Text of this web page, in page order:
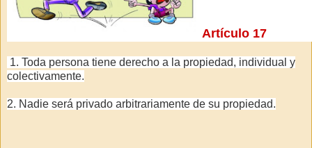
Artículo 17
1. Toda persona tiene derecho a la propiedad, individual y
colectivamente.
2. Nadie será privado arbitrariamente de su propiedad.